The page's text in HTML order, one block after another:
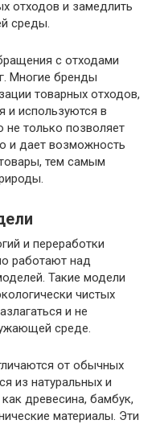
отходов и замедлить
среды.
с отходами
Многие бренды
товарных отходов,
и используются в
не только позволяет
и дает возможность
тем самым
и переработки
работают над
Такие модели
чистых
и не
среде.
от обычных
из натуральных и
древесина, бамбук,
материалы. Эти